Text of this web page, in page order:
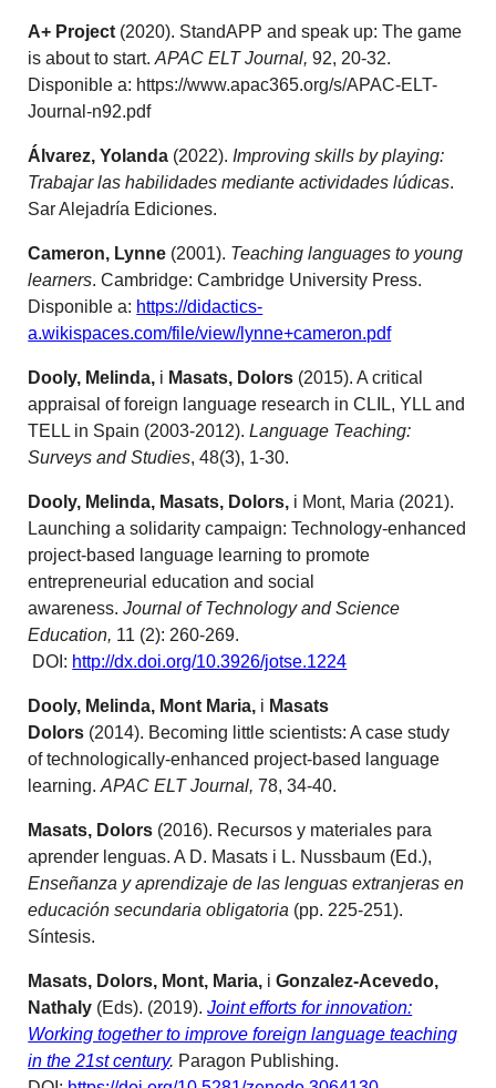
A+ Project (2020). StandAPP and speak up: The game
is about to start.APAC ELT Journal,92, 20-32.
Disponible a: https://www.apac365.org/s/APAC-ELT-
Journal-n92.pdf
Álvarez, Yolanda (2022). Improving skills by playing:
Trabajar las habilidades mediante actividades lúdicas.
Sar Alejadría Ediciones.
Cameron, Lynne (2001). Teaching languages to young
learners. Cambridge: Cambridge University Press.
Disponible a: https://didactics-
a.wikispaces.com/file/view/lynne+cameron.pdf
Dooly, Melinda, i Masats, Dolors (2015). A critical
appraisal of foreign language research in CLIL, YLL and
TELL in Spain (2003-2012).Language Teaching:
Surveys and Studies, 48(3), 1-30.
Dooly, Melinda, Masats, Dolors, i Mont, Maria (2021).
Launching a solidarity campaign: Technology-enhanced
project-based language learning to promote
entrepreneurial education and social
awareness.Journal of Technology and Science
Education, 11 (2): 260-269.
DOI: http://dx.doi.org/10.3926/jotse.1224
Dooly, Melinda, Mont Maria, i Masats
Dolors (2014). Becoming little scientists: A case study
of technologically-enhanced project-based language
learning.APAC ELT Journal, 78, 34-40.
Masats, Dolors (2016). Recursos y materiales para
aprender lenguas. A D. Masats i L. Nussbaum (Ed.),
Enseñanza y aprendizaje de las lenguas extranjeras en
educación secundaria obligatoria (pp. 225-251).
Síntesis.
Masats, Dolors, Mont, Maria, iGonzalez-Acevedo,
Nathaly (Eds). (2019). Joint efforts for innovation:
Working together to improve foreign language teaching
in the 21st century. Paragon Publishing.